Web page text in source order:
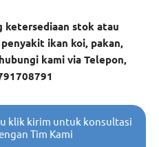
ketersediaan stok atau
ikan koi, pakan,
kami via Telepon,
klik kirim untuk konsultasi
Tim Kami